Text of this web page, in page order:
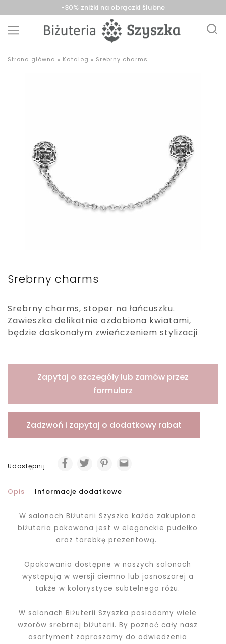
-30% zniżki na obrączki ślubne
Szyszka
z
Strona główna » Katalog » Srebrny charms
Srebrny charms
Srebrny charms, stoper na łańcuszku.
Zawieszka delikatnie ozdobiona kwiatami,
będzie doskonałym zwieńczeniem stylizacji
Zapytaj o szczegóły lub zamów przez
formularz
Zadzwoń i zapytaj o dodatkowy rabat
Udostępnij:
Opis Informacje dodatkowe
W salonach Biżuterii Szyszka każda zakupiona
biżuteria pakowana jestw eleganckie pudełko
oraz torebkę prezentową.
Opakowania dostępne w naszych salonach
występują w wersji ciemno lub jasnoszarej a
także w kolorystyce subtelnego różu.
W salonach Biżuterii Szyszka posiadamy wiele
wzorów srebrnej biżuterii. By poznać cały nasz
asortyment zapraszamy do odwiedzenia